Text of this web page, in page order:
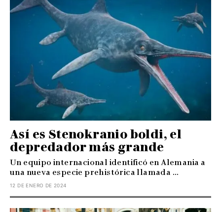
Así es Stenokranio boldi, el
depredador más grande
Un equipo internacional identificó en Alemania a
una nueva especie prehistórica llamada ...
12 DE ENERO DE 2024